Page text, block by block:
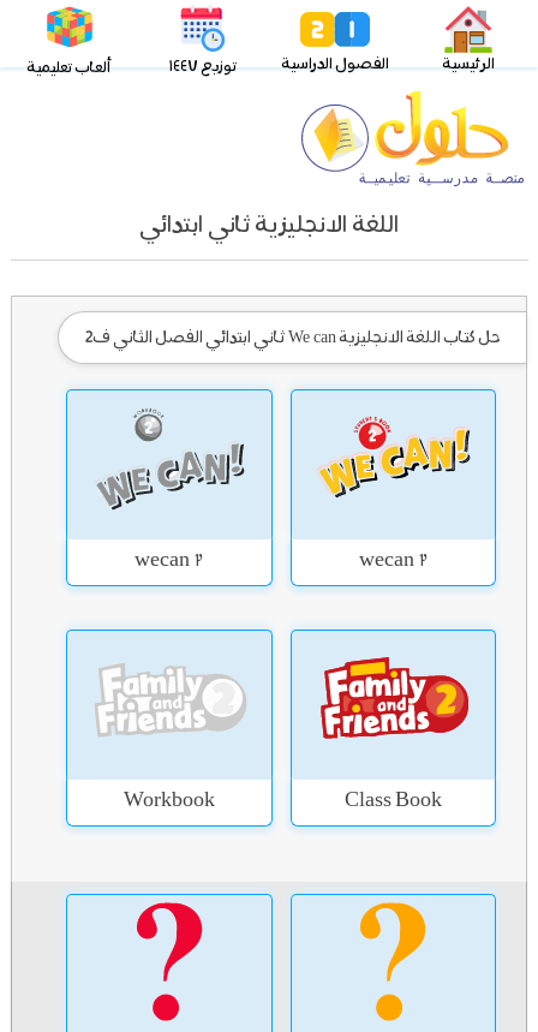
الرئيسية الفصول الدراسية توزيع ١٤٤٧ ألعاب تعليمية
اللغة الانجليزية ثاني ابتدائي
حل كتاب اللغة الانجليزية We can ثاني ابتدائي الفصل الثاني ف2
wecan 2
wecan 2
Class Book
Workbook